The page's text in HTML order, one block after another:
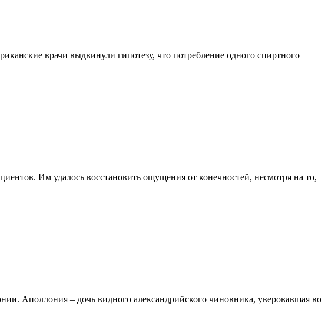
врачи выдвинули гипотезу, что потребление одного спиртного
Им удалось восстановить ощущения от конечностей, несмотря на то,
Аполлония – дочь видного александрийского чиновника, уверовавшая во